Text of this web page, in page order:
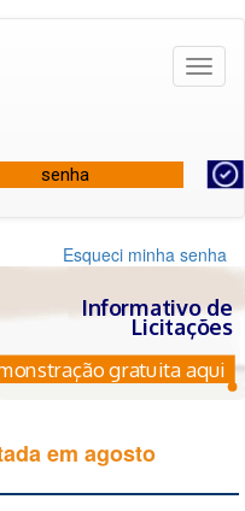
Esqueci minha senha
Informativo de
Licitações
gratuita aqui
em agosto